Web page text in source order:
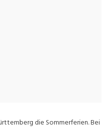
die Sommerferien. Bei